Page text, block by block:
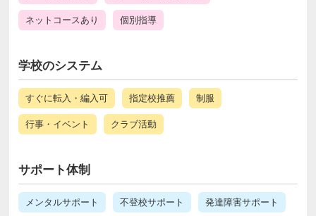
ネットコースあり 個別指導
学校のシステム
すぐに転入・編入可 指定校推薦 制服
行事・イベント クラブ活動
サポート体制
メンタルサポート 不登校サポート 発達障害サポート